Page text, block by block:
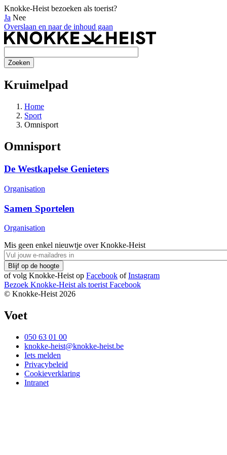
Knokke-Heist bezoeken als toerist?
Ja Nee
Overslaan en naar de inhoud gaan
Kruimelpad
Home
Sport
Omnisport
Omnisport
De Westkapelse Genieters
Organisation
Samen Sportelen
Organisation
Mis geen enkel nieuwtje over Knokke-Heist
of volg Knokke-Heist op Facebook ofInstagram
Bezoek Knokke-Heist als toerist Facebook
© Knokke-Heist 2026
Voet
050 63 01 00
knokke-heist@knokke-heist.be
Iets melden
Privacybeleid
Cookieverklaring
Intranet